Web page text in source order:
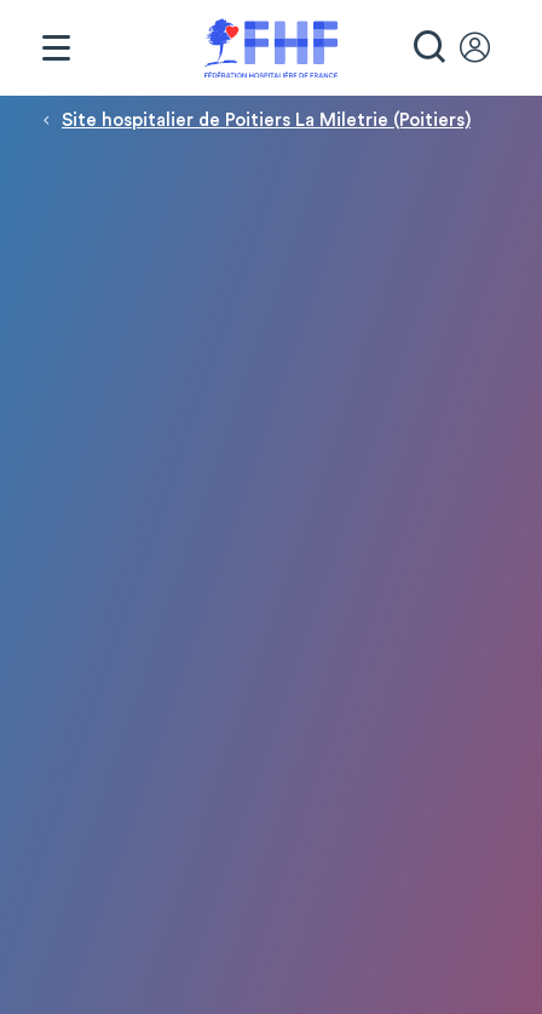
Fil d'Ariane
Site hospitalier de Poitiers La Miletrie (Poitiers)
Panneau de gestion des cookies